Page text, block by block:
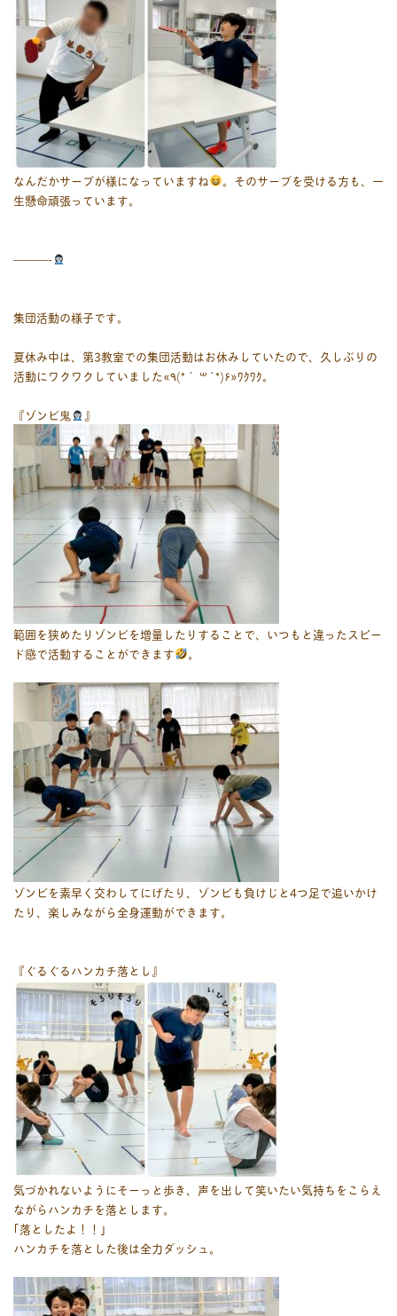
なんだかサーブが様になっていますね
。そのサーブを受ける方も、一
生懸命頑張っています。
———-
集団活動の様子です。
夏休み中は、第3教室での集団活動はお休みしていたので、久しぶりの
活動にワクワクしていました«٩(*´ ꒳ `*)۶»ﾜｸﾜｸ。
『ゾンビ鬼 』
範囲を狭めたりゾンビを増量したりすることで、いつもと違ったスピー
ド感で活動することができます
。
ゾンビを素早く交わしてにげたり、ゾンビも負けじと4つ足で追いかけ
たり、楽しみながら全身運動ができます。
『ぐるぐるハンカチ落とし』
気づかれないようにそーっと歩き、声を出して笑いたい気持ちをこらえ
ながらハンカチを落とします。
｢落としたよ！！｣
ハンカチを落とした後は全力ダッシュ。